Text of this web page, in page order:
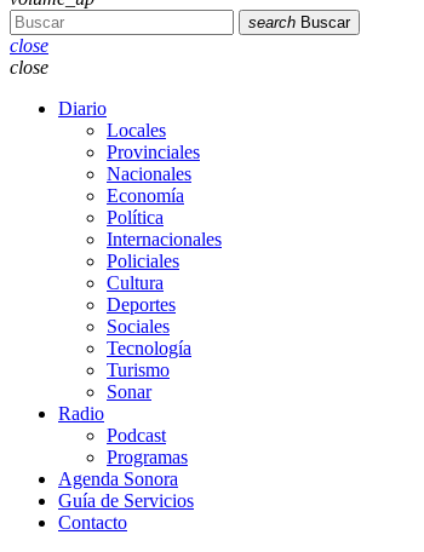
search Buscar
close
close
Diario
Locales
Provinciales
Nacionales
Economía
Política
Internacionales
Policiales
Cultura
Deportes
Sociales
Tecnología
Turismo
Sonar
Radio
Podcast
Programas
Agenda Sonora
Guía de Servicios
Contacto